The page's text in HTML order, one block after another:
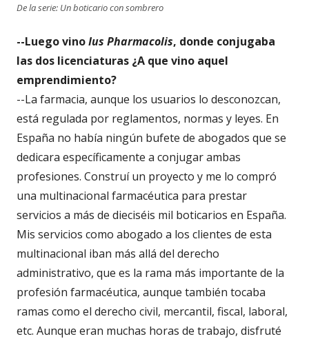
De la serie: Un boticario con sombrero
--Luego vinoIus Pharmacolis, donde conjugaba
las dos licenciaturas ¿A que vino aquel
emprendimiento?
--La farmacia, aunque los usuarios lo desconozcan,
está regulada por reglamentos, normas y leyes. En
España no había ningún bufete de abogados que se
dedicara específicamente a conjugar ambas
profesiones. Construí un proyecto y me lo compró
una multinacional farmacéutica para prestar
servicios a más de dieciséis mil boticarios en España.
Mis servicios como abogado a los clientes de esta
multinacional iban más allá del derecho
administrativo, que es la rama más importante de la
profesión farmacéutica, aunque también tocaba
ramas como el derecho civil, mercantil, fiscal, laboral,
etc. Aunque eran muchas horas de trabajo, disfruté